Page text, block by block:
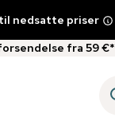
nedsatte priser
fra 59 €*